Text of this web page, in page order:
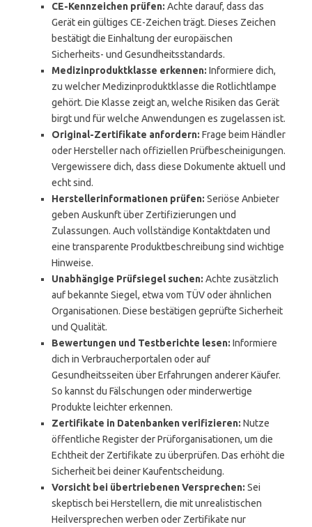
CE-Kennzeichen prüfen: Achte darauf, dass das
Gerät ein gültiges CE-Zeichen trägt. Dieses Zeichen
bestätigt die Einhaltung der europäischen
Sicherheits- und Gesundheitsstandards.
Medizinproduktklasse erkennen: Informiere dich,
zu welcher Medizinproduktklasse die Rotlichtlampe
gehört. Die Klasse zeigt an, welche Risiken das Gerät
birgt und für welche Anwendungen es zugelassen ist.
Original-Zertifikate anfordern: Frage beim Händler
oder Hersteller nach offiziellen Prüfbescheinigungen.
Vergewissere dich, dass diese Dokumente aktuell und
echt sind.
Herstellerinformationen prüfen: Seriöse Anbieter
geben Auskunft über Zertifizierungen und
Zulassungen. Auch vollständige Kontaktdaten und
eine transparente Produktbeschreibung sind wichtige
Hinweise.
Unabhängige Prüfsiegel suchen: Achte zusätzlich
auf bekannte Siegel, etwa vom TÜV oder ähnlichen
Organisationen. Diese bestätigen geprüfte Sicherheit
und Qualität.
Bewertungen und Testberichte lesen: Informiere
dich in Verbraucherportalen oder auf
Gesundheitsseiten über Erfahrungen anderer Käufer.
So kannst du Fälschungen oder minderwertige
Produkte leichter erkennen.
Zertifikate in Datenbanken verifizieren: Nutze
öffentliche Register der Prüforganisationen, um die
Echtheit der Zertifikate zu überprüfen. Das erhöht die
Sicherheit bei deiner Kaufentscheidung.
Vorsicht bei übertriebenen Versprechen: Sei
skeptisch bei Herstellern, die mit unrealistischen
Heilversprechen werben oder Zertifikate nur